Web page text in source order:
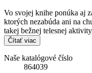
Vo svojej knihe ponúka aj
ktorých nezabúda ani na
takej bežnej telesnej
Čítať viac
Naše katalógové číslo
864039